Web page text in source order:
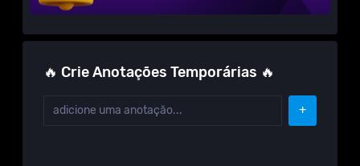
🔥 Crie Anotações Temporárias 🔥
+